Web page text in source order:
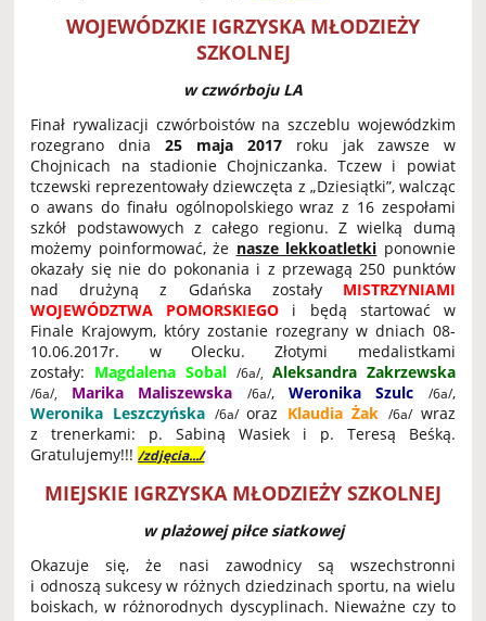
WOJEWÓDZKIE IGRZYSKA MŁODZIEŻY
SZKOLNEJ
w czwórboju LA
Finał rywalizacji czwórboistów na szczeblu wojewódzkim
rozegrano dnia25 maja 2017 roku jak zawsze w
Chojnicach na stadionie Chojniczanka. Tczew i powiat
tczewski reprezentowały dziewczęta z „Dziesiątki”, walcząc
o awans do finału ogólnopolskiego wraz z 16 zespołami
szkół podstawowych z całego regionu. Z wielką dumą
możemy poinformować, że nasze lekkoatletki ponownie
okazały się nie do pokonania i z przewagą 250 punktów
nad drużyną z Gdańska zostały MISTRZYNIAMI
WOJEWÓDZTWA POMORSKIEGO i będą startować w
Finale Krajowym, który zostanie rozegrany w dniach 08-
10.06.2017r. w Olecku. Złotymi medalistkami
zostały: Magdalena Sobal /6a/, Aleksandra Zakrzewska
/6a/, Marika Maliszewska /6a/, Weronika Szulc /6a/,
Weronika Leszczyńska /6a/oraz Klaudia Żak /6a/ wraz
z trenerkami: p. Sabiną Wasiek i p. Teresą Beśką.
Gratulujemy!!!/zdjęcia.../
MIEJSKIE IGRZYSKA MŁODZIEŻY SZKOLNEJ
w plażowej piłce siatkowej
Okazuje się, że nasi zawodnicy są wszechstronni
i odnoszą sukcesy w różnych dziedzinach sportu, na wielu
boiskach, w różnorodnych dyscyplinach. Nieważne czy to